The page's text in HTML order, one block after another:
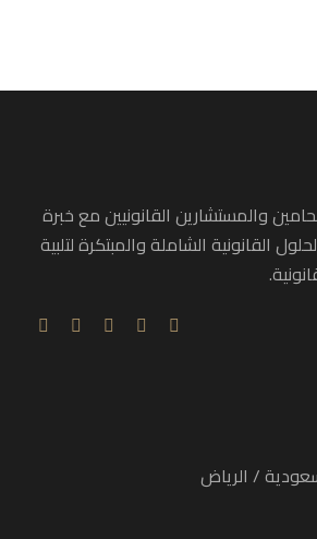
والمستشارين القانونيين مع خبرة
القانونية الشاملة والمبتكرة لتلبية
/ الرياض